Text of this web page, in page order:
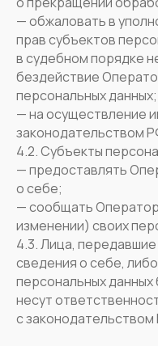
— обжаловать в
прав субъектов
в судебном порядке
бездействие
персональных данных;
— на осуществление
законодательством
4.2. Субъекты
— предоставлять
о себе;
— сообщать
изменении) своих
4.3. Лица,
сведения о себе,
персональных данных
несут
с